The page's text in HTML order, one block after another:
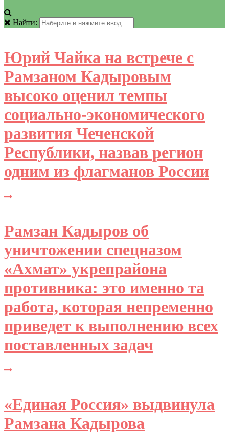
Найти:
Юрий Чайка на встрече с
Рамзаном Кадыровым
высоко оценил темпы
социально-экономического
развития Чеченской
Республики, назвав регион
одним из флагманов России
Рамзан Кадыров об
уничтожении спецназом
«Ахмат» укрепрайона
противника: это именно та
работа, которая непременно
приведет к выполнению всех
поставленных задач
«Единая Россия» выдвинула
Рамзана Кадырова